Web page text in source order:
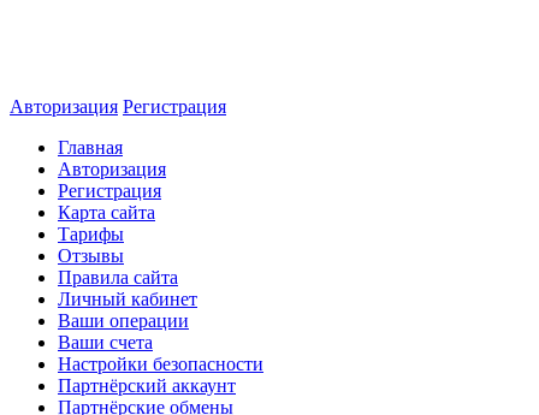
Авторизация Регистрация
Главная
Авторизация
Регистрация
Карта сайта
Тарифы
Отзывы
Правила сайта
Личный кабинет
Ваши операции
Ваши счета
Настройки безопасности
Партнёрский аккаунт
Партнёрские обмены